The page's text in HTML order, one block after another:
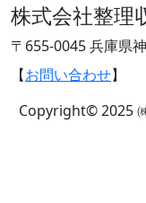
株式会社整理
〒655-0045 兵庫県
【お問い合わせ】
Copyright© 2025